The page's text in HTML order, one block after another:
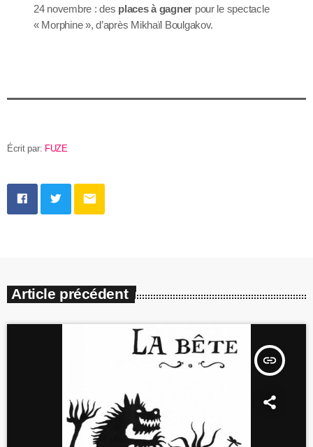
24 novembre : des places à gagner pour le spectacle
« Morphine », d’après Mikhaïl Boulgakov.
Écrit par: FUZE
email
Article précédent
insert_link